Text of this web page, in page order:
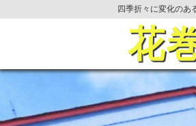
四季折々に変化のあ
花